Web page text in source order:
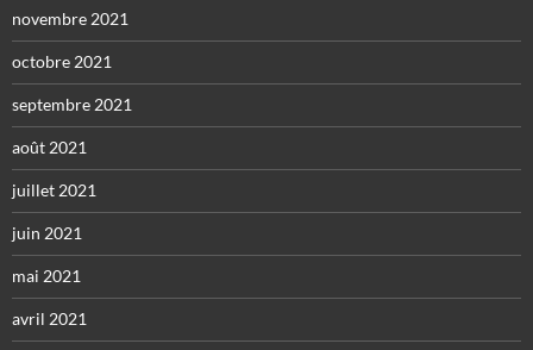
novembre 2021
octobre 2021
septembre 2021
août 2021
juillet 2021
juin 2021
mai 2021
avril 2021